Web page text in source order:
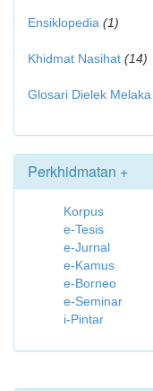
Ensiklopedia (1)
Khidmat Nasihat (14)
Glosari Dielek Melaka
Perkhidmatan +
Korpus
e-Tesis
e-Jurnal
e-Kamus
e-Borneo
e-Seminar
i-Pintar